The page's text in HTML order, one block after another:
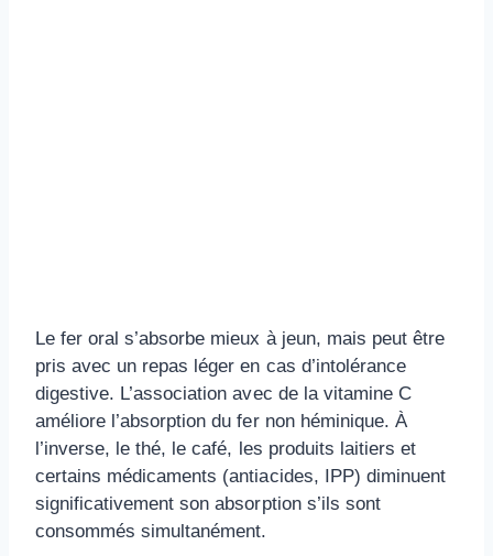
Le fer oral s’absorbe mieux à jeun, mais peut être
pris avec un repas léger en cas d’intolérance
digestive. L’association avec de la vitamine C
améliore l’absorption du fer non héminique. À
l’inverse, le thé, le café, les produits laitiers et
certains médicaments (antiacides, IPP) diminuent
significativement son absorption s’ils sont
consommés simultanément.